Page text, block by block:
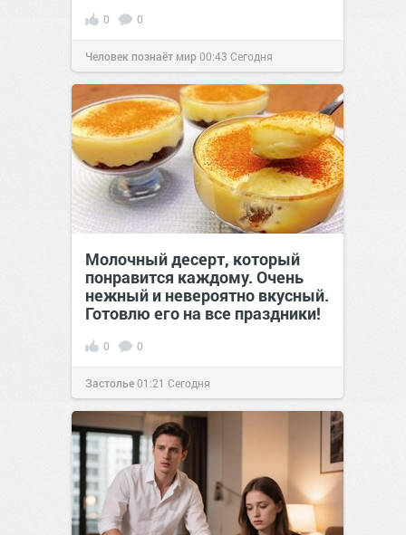
0 0
Человек познаёт мир00:43 Сегодня
Молочный десерт, который
понравится каждому. Очень
нежный и невероятно вкусный.
Готовлю его на все праздники!
0 0
Застолье01:21 Сегодня